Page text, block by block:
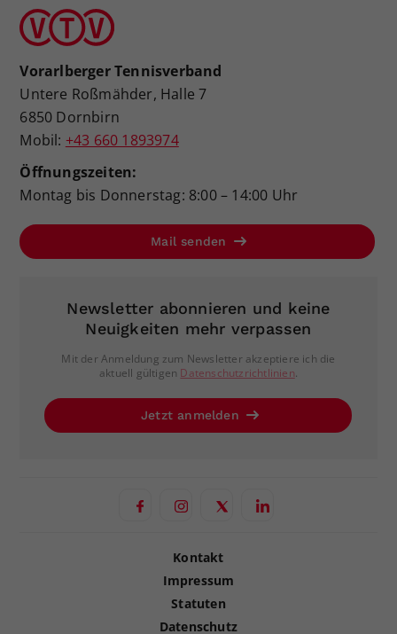
Vorarlberger Tennisverband
Untere Roßmähder, Halle 7
6850 Dornbirn
Mobil: +43 660 1893974
Öffnungszeiten:
Montag bis Donnerstag: 8:00 – 14:00 Uhr
Mail senden
Newsletter abonnieren und keine
Neuigkeiten mehr verpassen
Mit der Anmeldung zum Newsletter akzeptiere ich die
aktuell gültigen Datenschutzrichtlinien.
Jetzt anmelden
Kontakt
Impressum
Statuten
Datenschutz